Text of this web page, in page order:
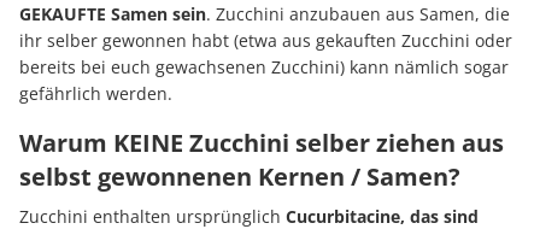
GEKAUFTE Samen sein. Zucchini anzubauen aus Samen, die
ihr selber gewonnen habt (etwa aus gekauften Zucchini oder
bereits bei euch gewachsenen Zucchini) kann nämlich sogar
gefährlich werden.
Warum KEINE Zucchini selber ziehen aus
selbst gewonnenen Kernen / Samen?
Zucchini enthalten ursprünglich Cucurbitacine, das sind